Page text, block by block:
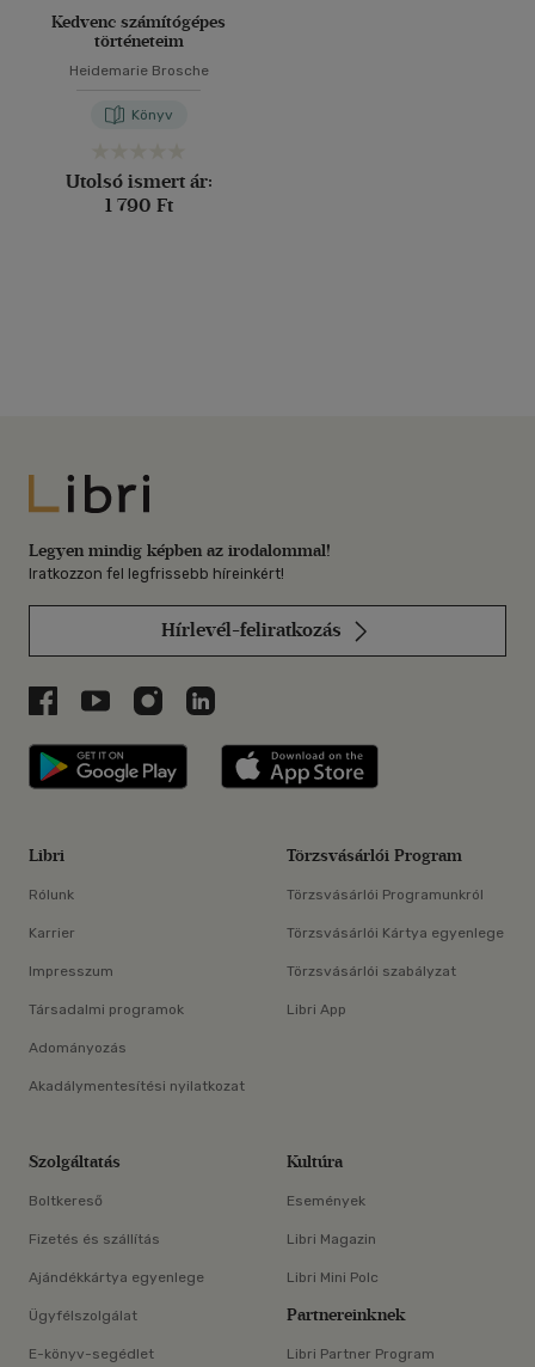
Kedvenc számítógépes
történeteim
Heidemarie Brosche
Könyv
Utolsó ismert ár:
1 790 Ft
Libri
Legyen mindig képben az irodalommal!
Iratkozzon fel legfrissebb híreinkért!
Hírlevél-feliratkozás
Libri a Facebookon
Libri a Youtube-on
Libri az Instagramon
Libri a LinkedInen
Libri applikáció Szerezd meg: Google
Libri
Rólunk
Karrier
Impresszum
Társadalmi programok
Adományozás
Akadálymentesítési nyilatkozat
Törzsvásárlói Program
Törzsvásárlói Programunkról
Törzsvásárlói Kártya egyenlege
Törzsvásárlói szabályzat
Libri App
Szolgáltatás
Boltkereső
Fizetés és szállítás
Ajándékkártya egyenlege
Ügyfélszolgálat
E-könyv-segédlet
Kultúra
Események
Libri Magazin
Libri Mini Polc
Partnereinknek
Libri Partner Program